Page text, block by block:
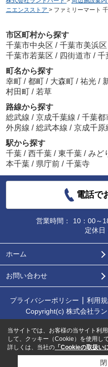
ニエンスストア > ファミリーマート
市区町村から探す
千葉市中央区 / 千葉市美浜区
千葉市若葉区 / 四街道市 / 千
町名から探す
幸町 / 都町 / 大森町 / 祐光 /
村田町 / 若草
路線から探す
総武線 / 京成千葉線 / 千葉都
外房線 / 総武本線 / 京成千原
駅から探す
千葉 / 西千葉 / 東千葉 / みど
本千葉 / 県庁前 / 千葉寺
電話で
営業時間：
10：00～
定休日
ホーム
お問い合わせ
プライバシーポリシー 利用
Copyright(c) 株式会社ラ
当サイトでは、お客様の当サイト利
して、クッキー（Cookie）を使用し
詳しくは、当社の 「Cookieの取扱い